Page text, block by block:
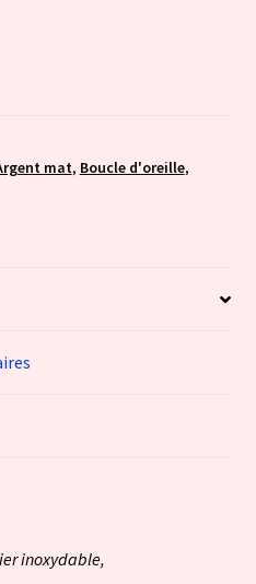
mat, Boucle d'oreille,
inoxydable,